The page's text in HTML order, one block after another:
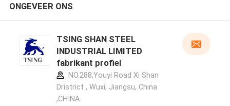
ONGEVEER ONS
TSING SHAN STEEL
INDUSTRIAL LIMITED
fabrikant profiel
NO.288,Youyi Road Xi Shan
Dristrict , Wuxi, Jiangsu, China
,CHINA